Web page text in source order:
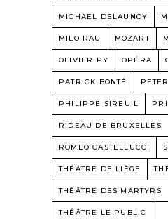
MICHAEL DELAUNOY
MILO RAU MOZART
OLIVIER PY OPÉRA
PATRICK BONTÉ
PHILIPPE SIREUIL
RIDEAU DE BRUXELLES
ROMEO CASTELLUCCI
THÉÂTRE DE LIÈGE
THÉÂTRE DES MARTYRS
THÉÂTRE LE PUBLIC